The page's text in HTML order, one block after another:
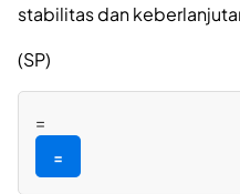
stabilitas dan
(SP)
=
=